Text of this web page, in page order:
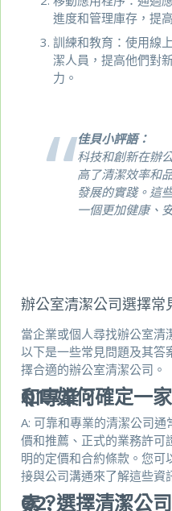
進度和管理庫存，提
訓練和教育：使用線
潔人員，提高他們對
力。
佳貝小評語：
科技和創新在辦
高了清潔效率和
發展的實踐。這
一個更加健康、
辦公室清潔公司選擇常
當企業或個人尋找辦公室清
以下是一些常見問題及其答
擇合適的辦公室清潔公司。
Q1:
如何確定一家清潔公司是否可靠和專業？
A: 可靠和專業的清潔公司
價和推薦、正式的業務許可
明的定價和合約條款。您可
接與公司溝通來了解這些資
Q2:
選擇清潔公司時應考慮哪些因素？